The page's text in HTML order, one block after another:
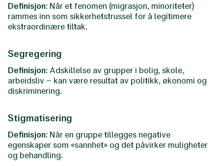
Definisjon: Når et fenomen (migrasjon, minoriteter)
rammes inn som sikkerhetstrussel for å legitimere
ekstraordinære tiltak.
Segregering
Definisjon: Adskillelse av grupper i bolig, skole,
arbeidsliv – kan være resultat av politikk, økonomi og
diskriminering.
Stigmatisering
Definisjon: Når en gruppe tillegges negative
egenskaper som «sannhet» og det påvirker muligheter
og behandling.